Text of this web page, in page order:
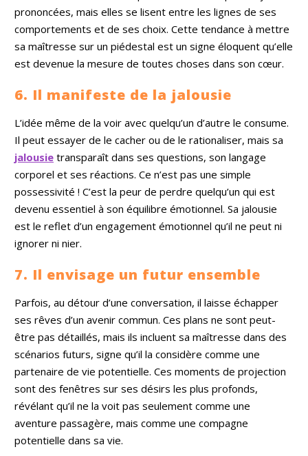
prononcées, mais elles se lisent entre les lignes de ses
comportements et de ses choix. Cette tendance à mettre
sa maîtresse sur un piédestal est un signe éloquent qu’elle
est devenue la mesure de toutes choses dans son cœur.
6. Il manifeste de la jalousie
L’idée même de la voir avec quelqu’un d’autre le consume.
Il peut essayer de le cacher ou de le rationaliser, mais sa
jalousie transparaît dans ses questions, son langage
corporel et ses réactions. Ce n’est pas une simple
possessivité ! C’est la peur de perdre quelqu’un qui est
devenu essentiel à son équilibre émotionnel. Sa jalousie
est le reflet d’un engagement émotionnel qu’il ne peut ni
ignorer ni nier.
7. Il envisage un futur ensemble
Parfois, au détour d’une conversation, il laisse échapper
ses rêves d’un avenir commun. Ces plans ne sont peut-
être pas détaillés, mais ils incluent sa maîtresse dans des
scénarios futurs, signe qu’il la considère comme une
partenaire de vie potentielle. Ces moments de projection
sont des fenêtres sur ses désirs les plus profonds,
révélant qu’il ne la voit pas seulement comme une
aventure passagère, mais comme une compagne
potentielle dans sa vie.